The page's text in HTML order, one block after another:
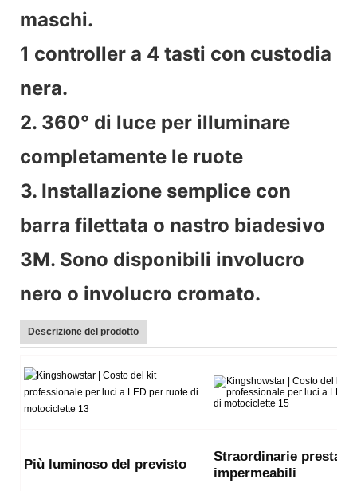
maschi.
1 controller a 4 tasti con custodia
nera.
2. 360° di luce per illuminare
completamente le ruote
3. Installazione semplice con
barra filettata o nastro biadesivo
3M. Sono disponibili involucro
nero o involucro cromato.
Descrizione del prodotto
Più luminoso del previsto
Straordinarie
impermeabili